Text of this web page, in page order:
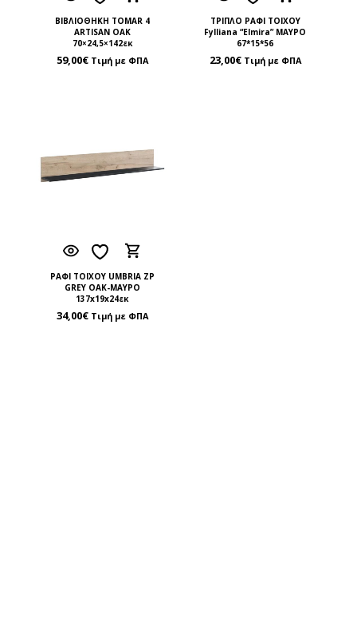
ΒΙΒΛΙΟΘΗΚΗ TOMAR 4
ARTISAN OAK
70×24,5×142εκ
59,00€ Τιμή με ΦΠΑ
ΤΡΙΠΛΟ ΡΑΦΙ ΤΟΙΧΟΥ
Fylliana “Elmira” ΜΑΥΡΟ
67*15*56
23,00€ Τιμή με ΦΠΑ
ΡΑΦΙ ΤΟΙΧΟΥ UMBRIA ZP
GREY OAK-ΜΑΥΡΟ
137x19x24εκ
34,00€ Τιμή με ΦΠΑ